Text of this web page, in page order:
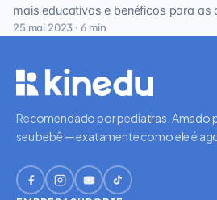
mais educativos e benéficos para as
25 mai 2023 · 6 min
Recomendado por pediatras. Amado
seu bebê — exatamente como ele é